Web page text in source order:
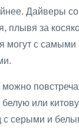
Дайверы
плывя за
могут с
белую или
с серыми и